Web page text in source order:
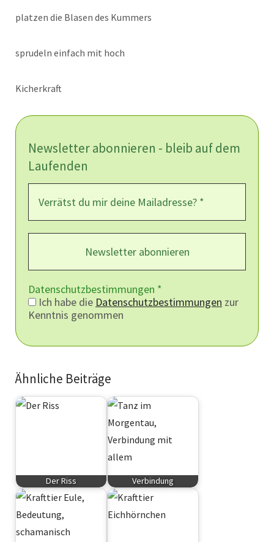
platzen die Blasen des Kummers
sprudeln einfach mit hoch
Kicherkraft
Newsletter abonnieren - bleib auf dem
Laufenden
Datenschutzbestimmungen *
Ich habe die Datenschutzbestimmungen zur
Kenntnis genommen
Ähnliche Beiträge
Der Riss
Spirituelle Lyrik
Verbindung
Spirituelle Lyrik